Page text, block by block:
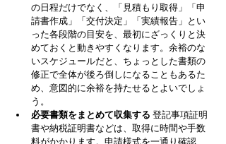
の日程だけでなく、「見積もり取得」「申
請書作成」「交付決定」「実績報告」とい
った各段階の目安を、最初にざっくりと決
めておくと動きやすくなります。余裕のな
いスケジュールだと、ちょっとした書類の
修正で全体が後ろ倒しになることもあるた
め、意図的に余裕を持たせるとよいでしょ
う。
必要書類をまとめて収集する 登記事項証明
書や納税証明書などは、取得に時間や手数
料がかかります。申請様式を一通り確認